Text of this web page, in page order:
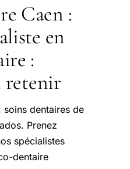
Caen :
en
:
retenir
soins dentaires de
Prenez
spécialistes
dentaire